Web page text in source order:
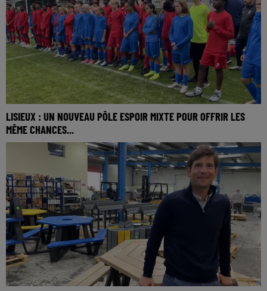
LISIEUX : UN NOUVEAU PÔLE ESPOIR MIXTE POUR OFFRIR LES
MÊME CHANCES...